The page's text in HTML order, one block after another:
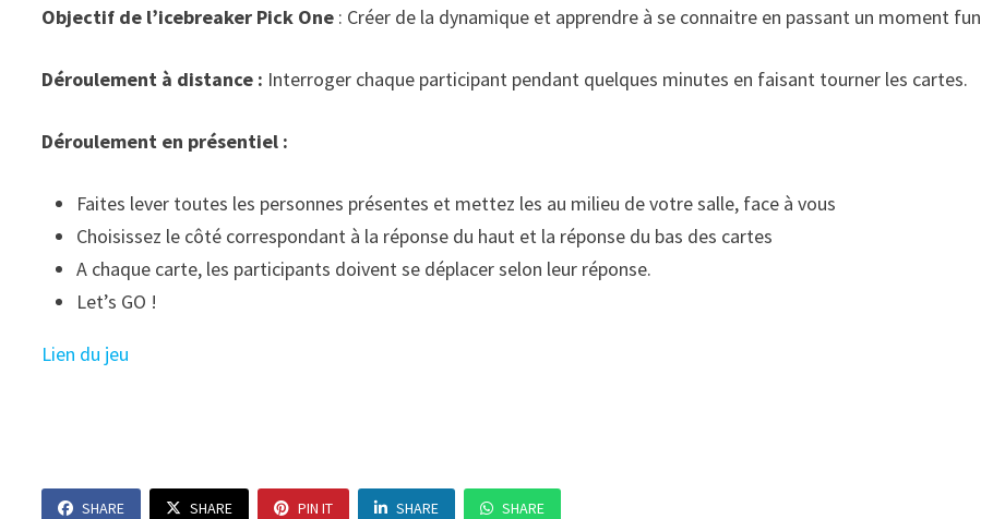
Objectif de l’icebreaker Pick One : Créer de la dynamique et apprendre à se connaitre en passant un moment fun
Déroulement à distance : Interroger chaque participant pendant quelques minutes en faisant tourner les cartes.
Déroulement en présentiel :
Faites lever toutes les personnes présentes et mettez les au milieu de votre salle, face à vous
Choisissez le côté correspondant à la réponse du haut et la réponse du bas des cartes
A chaque carte, les participants doivent se déplacer selon leur réponse.
Let’s GO !
Lien du jeu
SHARE SHARE PIN IT SHARE SHARE